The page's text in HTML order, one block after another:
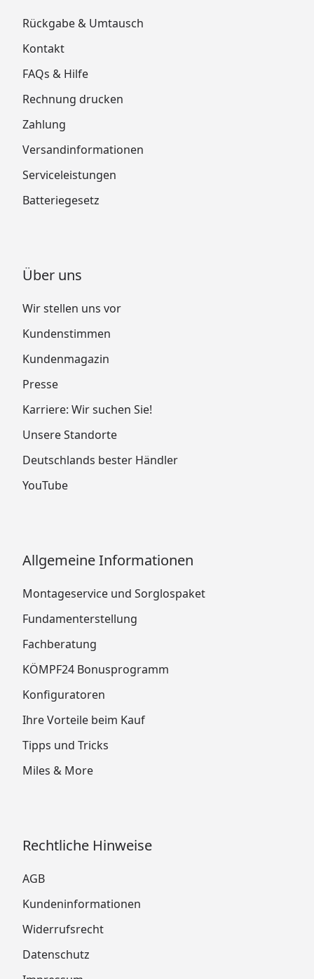
Rückgabe & Umtausch
Kontakt
FAQs & Hilfe
Rechnung drucken
Zahlung
Versandinformationen
Serviceleistungen
Batteriegesetz
Über uns
Wir stellen uns vor
Kundenstimmen
Kundenmagazin
Presse
Karriere: Wir suchen Sie!
Unsere Standorte
Deutschlands bester Händler
YouTube
Allgemeine Informationen
Montageservice und Sorglospaket
Fundamenterstellung
Fachberatung
KÖMPF24 Bonusprogramm
Konfiguratoren
Ihre Vorteile beim Kauf
Tipps und Tricks
Miles & More
Rechtliche Hinweise
AGB
Kundeninformationen
Widerrufsrecht
Datenschutz